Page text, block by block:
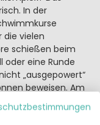
In der
die vielen
schießen beim
oder eine Runde
„ausgepowert“
beweisen. Am
Menüs genießen